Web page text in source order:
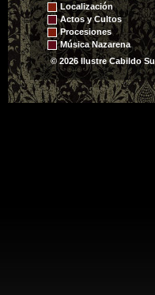
Localización
Actos y Cultos
Procesiones
Música Nazarena
© 2026 Ilustre Cabildo